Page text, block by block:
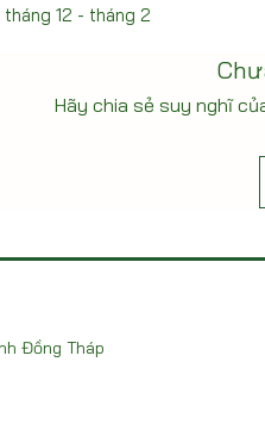
12 - tháng 2
Hãy chia sẻ suy nghĩ
Đồng Tháp